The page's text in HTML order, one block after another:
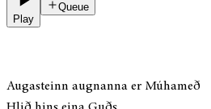
Play
Queue
Augasteinn augnanna er Múhameð